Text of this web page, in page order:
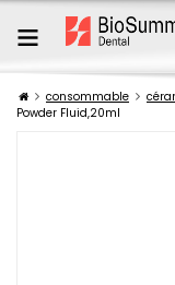
consommable
Powder Fluid,20ml